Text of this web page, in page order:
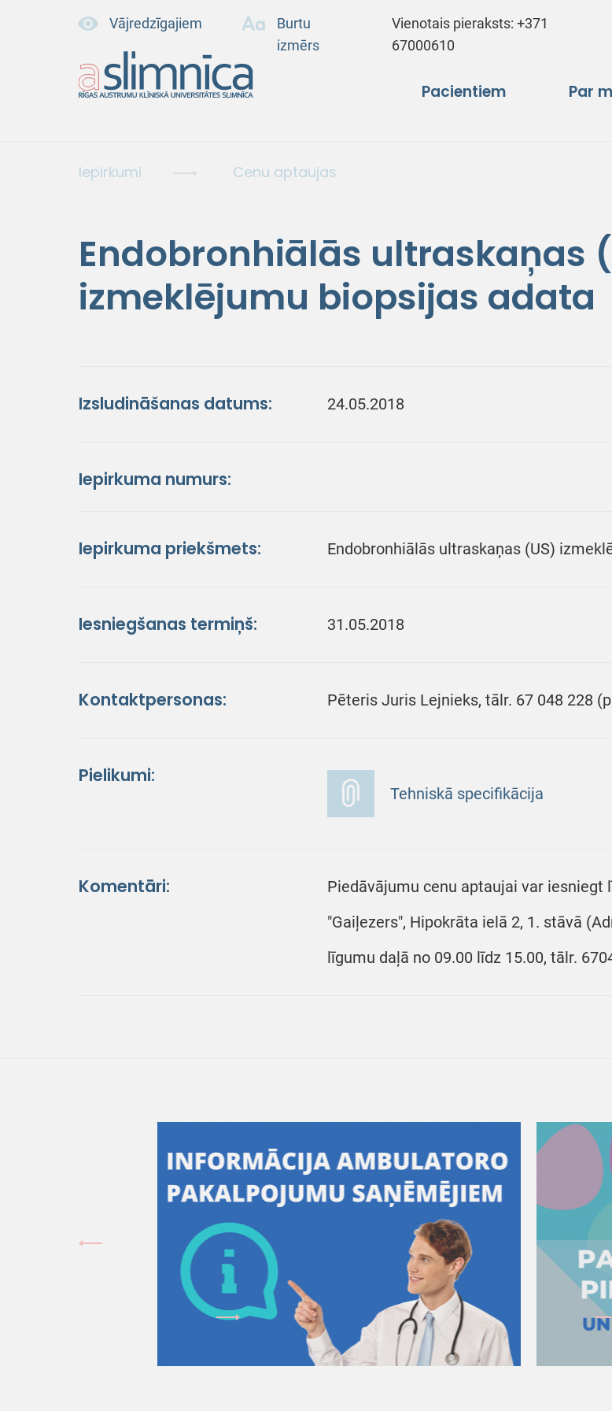
Vājredzīgajiem
Burtu
izmērs
Vienotais pieraksts:+371
67000610
Pacientiem Par
Iepirkumi Cenu aptaujas
Endobronhiālās ultraskaņas
izmeklējumu biopsijas adata
Izsludināšanas datums: 24.05.2018
Iepirkuma numurs:
Iepirkuma priekšmets: Endobronhiālās ultraskaņas (US)
Iesniegšanas termiņš: 31.05.2018
Kontaktpersonas: Pēteris Juris Lejnieks, tālr. 67 048 228
Pielikumi:
Tehniskā specifikācija
Komentāri:
Piedāvājumu cenu aptaujai var iesniegt
"Gaiļezers", Hipokrāta ielā 2, 1. stāvā
līgumu daļā no 09.00 līdz 15.00, tālr.